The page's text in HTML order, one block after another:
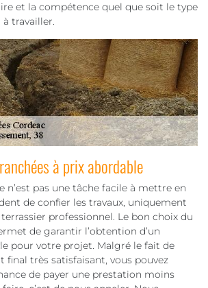
et la compétence quel que soit le type
travailler.
à prix abordable
n’est pas une tâche facile à mettre en
de confier les travaux, uniquement
professionnel. Le bon choix du
de garantir l’obtention d’un
pour votre projet. Malgré le fait de
final très satisfaisant, vous pouvez
de payer une prestation moins